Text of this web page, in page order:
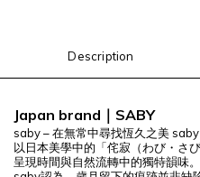
Description
Japan brand｜SABY
saby – 在無常中尋找恆久之美 saby
以日本美學中的「侘寂（わび・さ
呈現時間與自然流轉中的獨特韻味。